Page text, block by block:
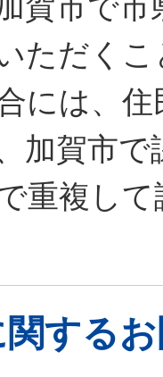
ただく
には、
加賀市で
重複し
する